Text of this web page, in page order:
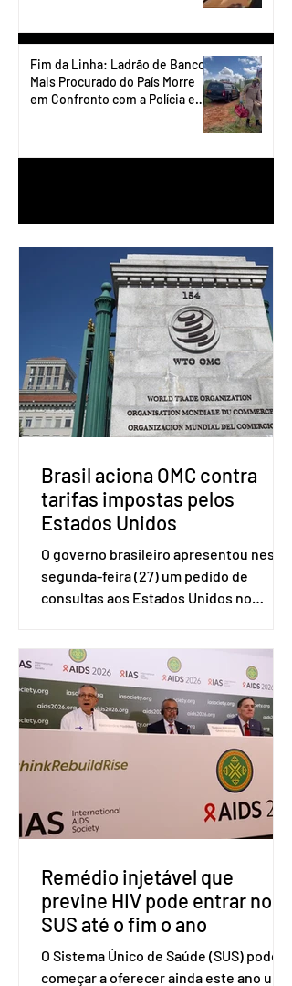
Fim da Linha: Ladrão de Banco
Mais Procurado do País Morre
em Confronto com a Polícia em
Brasil aciona OMC contra
tarifas impostas pelos
Estados Unidos
O governo brasileiro apresentou nesta
segunda-feira (27) um pedido de
consultas aos Estados Unidos no
(OMC), contestando duas medidas
tarifárias adotadas pelo país norte-
americano com base na Seção 301 da
Lei de Comércio de 1974. Segundo nota
divulgada pelo Ministério das Relações
Exteriores, o Brasil considera que as
incompatíveis com as obrigações
assumidas pelos Estados Unid
Remédio injetável que
previne HIV pode entrar no
SUS até o fim o ano
O Sistema Único de Saúde (SUS) pode
começar a oferecer ainda este ano uma